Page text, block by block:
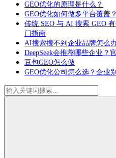
GEO优化的原理是什么？
GEO优化如何做多平台覆盖
传统 SEO 与 AI 搜索 GEO
门指南
AI搜索搜不到企业品牌怎么
DeepSeek会推荐哪些企业？
豆包GEO怎么做
GEO优化公司怎么选？企业